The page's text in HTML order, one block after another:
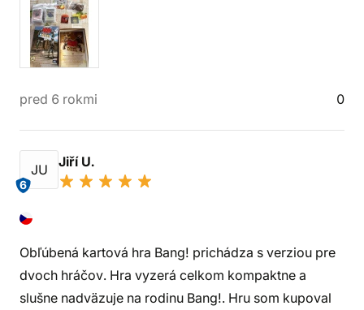
pred 6 rokmi 0
JU
6
Jiří U.
Obľúbená kartová hra Bang! prichádza s verziou pre
dvoch hráčov. Hra vyzerá celkom kompaktne a
slušne nadväzuje na rodinu Bang!. Hru som kupoval